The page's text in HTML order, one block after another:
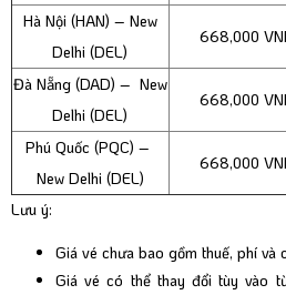
Hà Nội (HAN) – New
Delhi (DEL)
668,000
Đà Nẵng (DAD) – New
Delhi (DEL)
668,000
Phú Quốc (PQC) –
New Delhi (DEL)
668,000
Lưu ý:
Giá vé chưa bao gồm thuế, phí và
Giá vé có thể thay đổi tùy vào